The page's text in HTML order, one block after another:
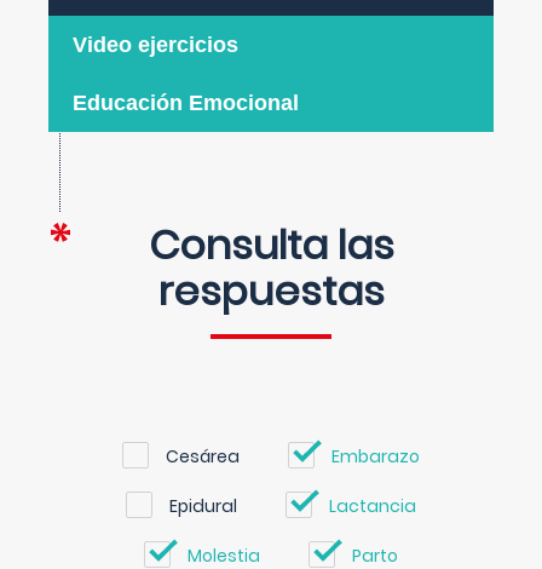
Video ejercicios
Educación Emocional
Consulta las
respuestas
Cesárea Embarazo
Epidural Lactancia
Molestia Parto